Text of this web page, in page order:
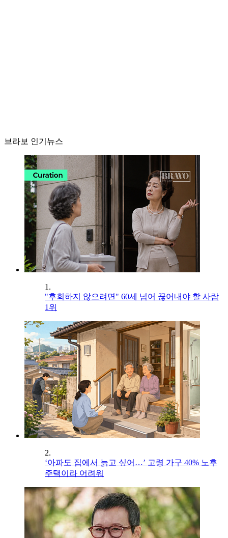
브라보 인기뉴스
1.
"후회하지 않으려면" 60세 넘어 끊어내야 할 사람
1위
2.
‘아파도 집에서 늙고 싶어…’ 고령 가구 40% 노후
주택이라 어려워